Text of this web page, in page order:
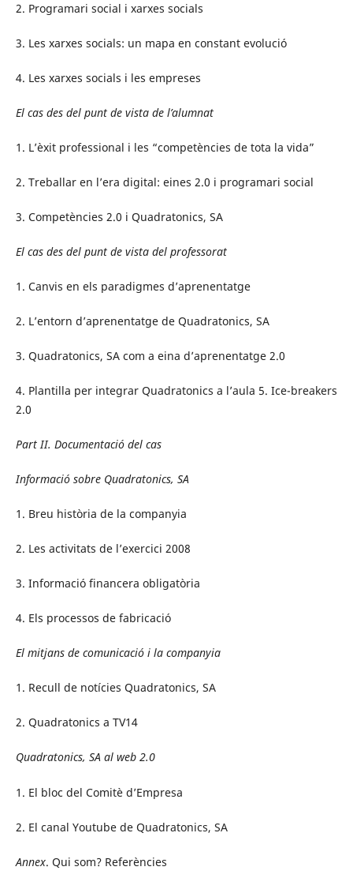
2. Programari social i xarxes socials
3. Les xarxes socials: un mapa en constant evolució
4. Les xarxes socials i les empreses
El cas des del punt de vista de l’alumnat
1. L’èxit professional i les “competències de tota la vida”
2. Treballar en l’era digital: eines 2.0 i programari social
3. Competències 2.0 i Quadratonics, SA
El cas des del punt de vista del professorat
1. Canvis en els paradigmes d’aprenentatge
2. L’entorn d’aprenentatge de Quadratonics, SA
3. Quadratonics, SA com a eina d’aprenentatge 2.0
4. Plantilla per integrar Quadratonics a l’aula 5. Ice-breakers
2.0
Part II. Documentació del cas
Informació sobre Quadratonics, SA
1. Breu història de la companyia
2. Les activitats de l’exercici 2008
3. Informació financera obligatòria
4. Els processos de fabricació
El mitjans de comunicació i la companyia
1. Recull de notícies Quadratonics, SA
2. Quadratonics a TV14
Quadratonics, SA al web 2.0
1. El bloc del Comitè d’Empresa
2. El canal Youtube de Quadratonics, SA
Annex. Qui som? Referències